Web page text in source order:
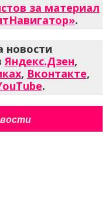
за материал
.
новости
Яндекс.Дзен,
, Вконтакте,
.